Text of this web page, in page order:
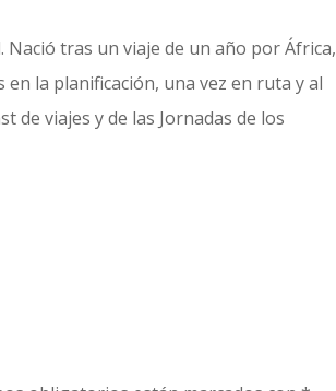
tras un viaje de un año por África,
la planificación, una vez en ruta y al
de viajes y de las Jornadas de los